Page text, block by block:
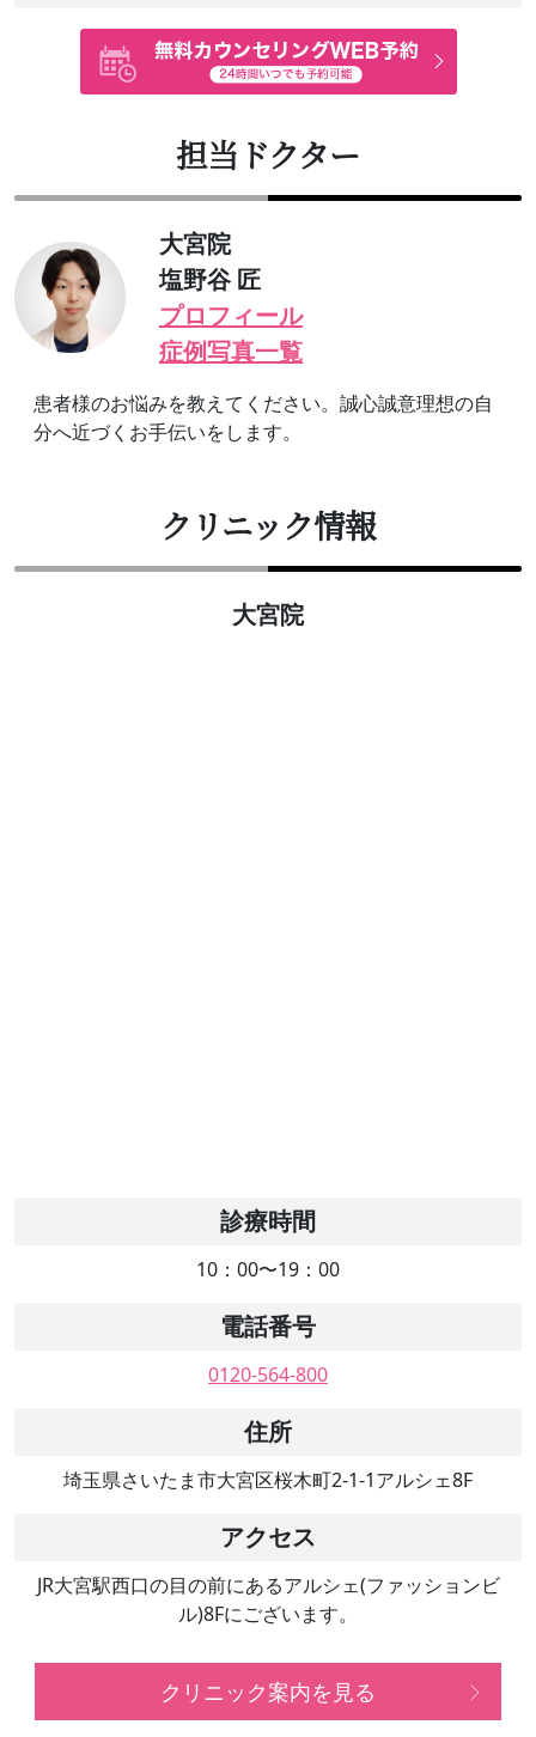
担当ドクター
大宮院
塩野谷 匠
プロフィール
症例写真一覧
患者様のお悩みを教えてください。誠心誠意理想の自
分へ近づくお手伝いをします。
クリニック情報
大宮院
診療時間
10：00〜19：00
電話番号
0120-564-800
住所
埼玉県さいたま市大宮区桜木町2-1-1アルシェ8F
アクセス
JR大宮駅西口の目の前にあるアルシェ(ファッションビ
ル)8Fにございます。
クリニック案内を見る